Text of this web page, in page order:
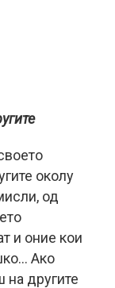
околу
од
и оние кои
Ако
на другите